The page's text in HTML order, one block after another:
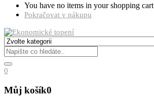
You have no items in your shopping cart
Pokračovat v nákupu
0
Můj košík0